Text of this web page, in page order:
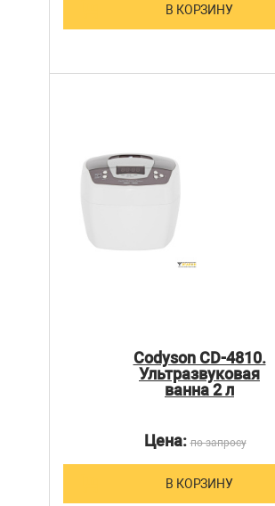
В КОРЗИНУ
Codyson CD-4810.
Ультразвуковая
ванна 2 л
Цена:по запросу
В КОРЗИНУ